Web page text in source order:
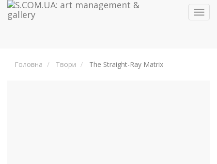
Головна Твори The Straight-Ray Matrix